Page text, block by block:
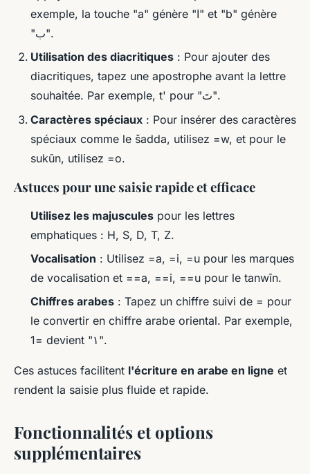
exemple, la touche "a" génère "ا" et "b" génère
"ب".
Utilisation des diacritiques : Pour ajouter des
diacritiques, tapez une apostrophe avant la lettre
souhaitée. Par exemple, t' pour "تَ".
Caractères spéciaux : Pour insérer des caractères
spéciaux comme le šadda, utilisez =w, et pour le
sukūn, utilisez =o.
Astuces pour une saisie rapide et efficace
Utilisez les majuscules pour les lettres
emphatiques : H, S, D, T, Z.
Vocalisation : Utilisez =a, =i, =u pour les marques
de vocalisation et ==a, ==i, ==u pour le tanwīn.
Chiffres arabes : Tapez un chiffre suivi de = pour
le convertir en chiffre arabe oriental. Par exemple,
1= devient "١".
Ces astuces facilitent l'écriture en arabe en ligne et
rendent la saisie plus fluide et rapide.
Fonctionnalités et options
supplémentaires